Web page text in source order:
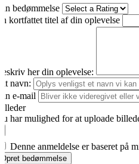
bedømmelse
kortfattet titel af din oplevelse
her din oplevelse:
navn:
e-mail
har mulighed for at uploade
Denne anmeldelse er baseret på
Opret bedømmelse